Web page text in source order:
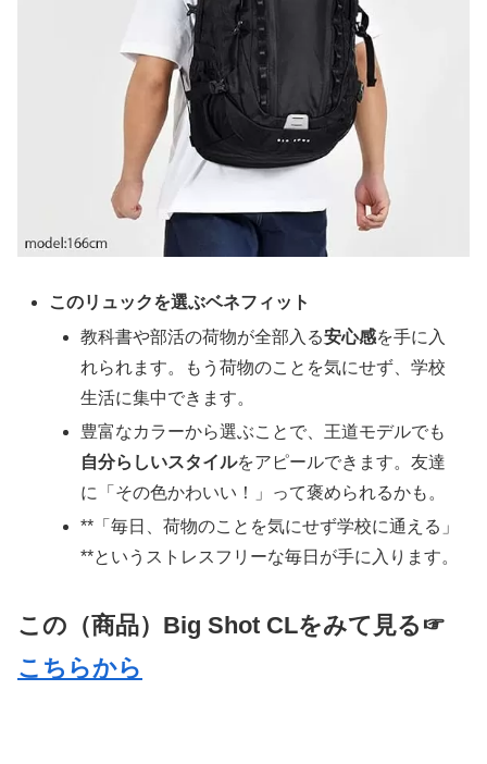
このリュックを選ぶベネフィット
教科書や部活の荷物が全部入る安心感を手に入
れられます。もう荷物のことを気にせず、学校
生活に集中できます。
豊富なカラーから選ぶことで、王道モデルでも
自分らしいスタイルをアピールできます。友達
に「その色かわいい！」って褒められるかも。
**「毎日、荷物のことを気にせず学校に通える」
**というストレスフリーな毎日が手に入ります。
この（商品）Big Shot CLをみて見る☞
こちらから